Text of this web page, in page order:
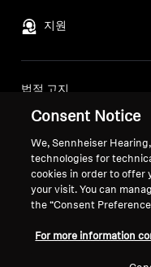
기술
사운드 스페이스
지원
지원
법적 고지
글로벌 개인정보 처리방침
조정된 취약점 공개 정책
Consent Notice
We, Sennheiser
technologies for
cookies in order to offer
your visit. You can
the “Consent
For more information